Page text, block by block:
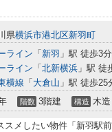
県横浜市港北区新羽町
ライン 「 新羽 」駅 徒歩3分
ライン 「 北新横浜 」駅 徒
横線 「 大倉山 」駅 徒歩25
階数 3階建 構造 木造
スメしたい物件「新羽駅